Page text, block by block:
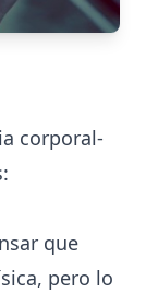
corporal-
que
pero lo